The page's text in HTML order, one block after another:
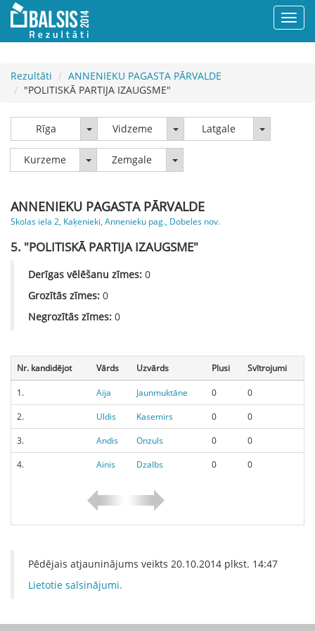
Rezultāti
ANNENIEKU PAGASTA PĀRVALDE
"POLITISKĀ PARTIJA IZAUGSME"
Rīga Rīga Vidzeme VidzemeLatgale Latgale
Kurzeme KurzemeZemgale Zemgale
ANNENIEKU PAGASTA PĀRVALDE
Skolas iela 2, Kaķenieki, Annenieku pag., Dobeles nov.
5. "POLITISKĀ PARTIJA IZAUGSME"
Derīgas vēlēšanu zīmes: 0
Grozītās zīmes: 0
Negrozītās zīmes: 0
Nr. kandidējot Vārds Uzvārds Plusi Svītrojumi
1. Aija Jaunmuktāne 0
0
2.
Uldis Kasemirs 0
0
3.
Andis Onzuls 0
0
4.
Ainis Dzalbs 0 0
Pēdējais atjauninājums veikts 20.10.2014 plkst. 14:47
Lietotie saīsinājumi.